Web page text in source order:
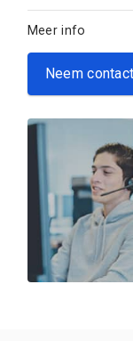
Meer info
Neem